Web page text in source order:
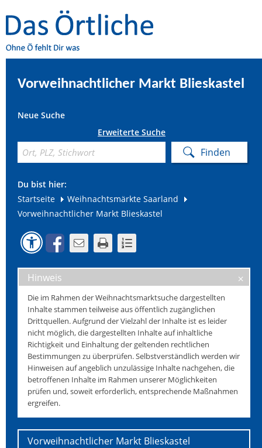
Vorweihnachtlicher Markt Blieskastel
Neue Suche
Erweiterte Suche
Du bist hier:
Startseite
Weihnachtsmärkte Saarland
Vorweihnachtlicher Markt Blieskastel
Hinweis
Die im Rahmen der Weihnachtsmarktsuche dargestellten
Inhalte stammen teilweise aus öffentlich zugänglichen
Drittquellen. Aufgrund der Vielzahl der Inhalte ist es leider
nicht möglich, die dargestellten Inhalte auf inhaltliche
Richtigkeit und Einhaltung der geltenden rechtlichen
Bestimmungen zu überprüfen. Selbstverständlich werden wir
Hinweisen auf angeblich unzulässige Inhalte nachgehen, die
betroffenen Inhalte im Rahmen unserer Möglichkeiten
prüfen und, soweit erforderlich, entsprechende Maßnahmen
ergreifen.
Vorweihnachtlicher Markt Blieskastel